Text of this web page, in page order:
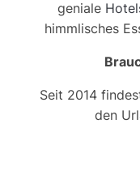
geniale
himmlisches
Seit 2014
den